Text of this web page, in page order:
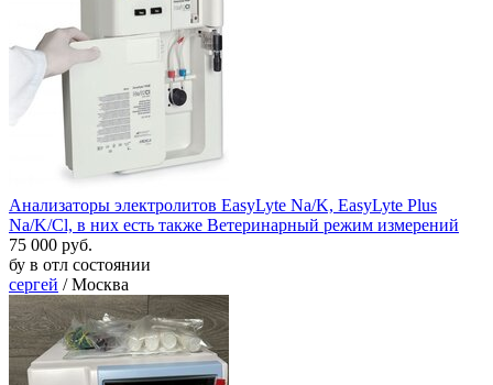
Анализаторы электролитов EasyLyte Na/K, EasyLyte Plus
Na/K/Cl, в них есть также Ветеринарный режим измерений
75 000 руб.
бу в отл состоянии
сергей / Москва